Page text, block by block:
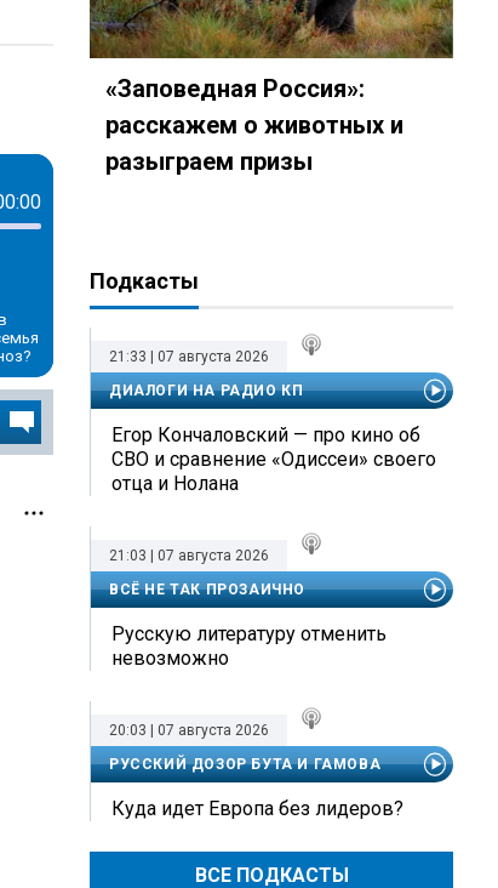
«Заповедная Россия»:
расскажем о животных и
разыграем призы
Подкасты
21:33 | 07 августа 2026
ДИАЛОГИ НА РАДИО КП
Егор Кончаловский — про кино об
СВО и сравнение «Одиссеи» своего
отца и Нолана
21:03 | 07 августа 2026
ВСЁ НЕ ТАК ПРОЗАИЧНО
Русскую литературу отменить
невозможно
20:03 | 07 августа 2026
РУССКИЙ ДОЗОР БУТА И ГАМОВА
Куда идет Европа без лидеров?
ВСЕ ПОДКАСТЫ